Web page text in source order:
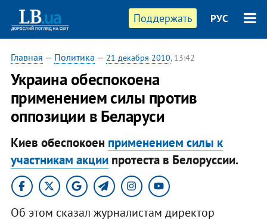
Поддержать РУС
Главная — Политика — 21 декабря 2010, 13:42
Украина обеспокоена
применением силы против
оппозиции в Беларуси
Киев обеспокоен применением силы к
участникам акциипротеста в Белоруссии.
Об этом сказал журналистам директор